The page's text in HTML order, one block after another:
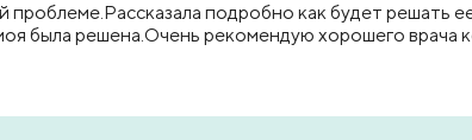
подробно как будет решать
была решена.Очень рекомендую хорошего врача